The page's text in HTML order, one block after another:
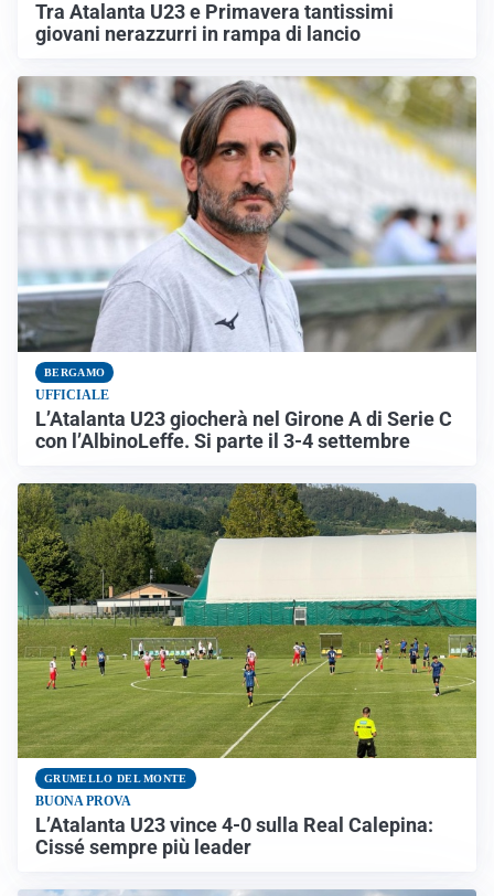
Tra Atalanta U23 e Primavera tantissimi
giovani nerazzurri in rampa di lancio
BERGAMO
UFFICIALE
L’Atalanta U23 giocherà nel Girone A di Serie C
con l’AlbinoLeffe. Si parte il 3-4 settembre
GRUMELLO DEL MONTE
BUONA PROVA
L’Atalanta U23 vince 4-0 sulla Real Calepina:
Cissé sempre più leader